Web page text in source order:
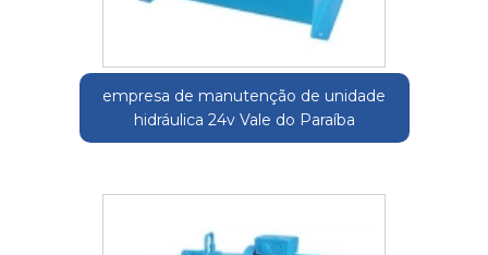
empresa de manutenção de unidade
hidráulica 24v Vale do Paraíba